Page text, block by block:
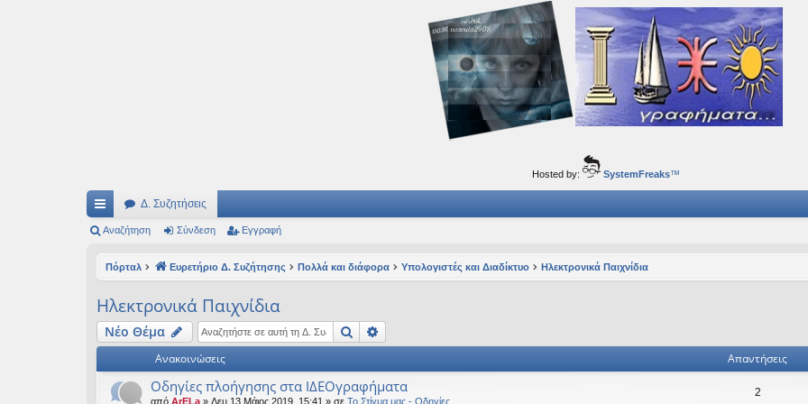
Αυτός ο τόπος φιλοδοξεί να ανοίγει μονοπάτια για τα συναρπαστικά και όμορφα ταξίδια του νού...
Hosted by: SystemFreaks™
ρή
ς
συ
Δ. Συζητήσεις
Αναζήτηση Σύνδεση Εγγραφή
Πόρταλ Ευρετήριο Δ. Συζήτησης Πολλά και διάφορα Υπολογιστές και Διαδίκτυο Ηλεκτρονικά Παιχνίδια
Ηλεκτρονικά Παιχνίδια
Νέο Θέμα Αναζήτηση
Ανακοινώσεις Απαντήσεις
Οδηγίες πλοήγησης στα ΙΔΕΟγραφήματα
από ArELa » Δευ 13 Μάιος 2019, 15:41 » σε Το Στίγμα μας - Οδηγίες
2